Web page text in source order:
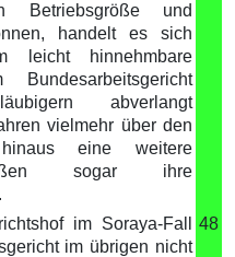
und
handelt es sich
leicht hinnehmbare
abverlangt
vielmehr über den
hinaus eine weitere
sogar ihre
im Soraya-Fall
im übrigen nicht
48